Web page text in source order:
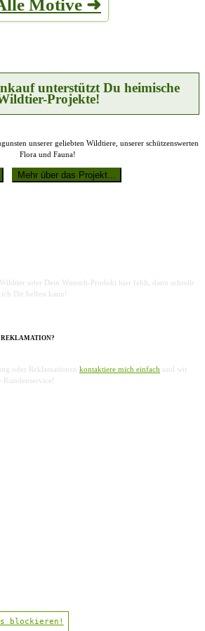
Produktseite
gewählt
Varianten
auf.
Produktseite
gewählt
werden
Motive ➜
unterstützt Du heimische
Projekte!
unserer geliebten Wildtiere, unserer schützenswerten
Flora und Fauna!
oder Dein Wunsch-Produkt hier fehlt, dann schreib
Dir helfen kann!
REKLAMATION?
oder Reklamationen kontaktiere mich einfach und wir
Kundenservice!
blockieren!